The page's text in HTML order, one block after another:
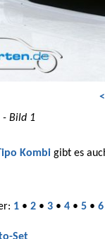
- Bild 1
Kombi gibt es
1 • 2 • 3 • 4 • 5 • 6
Set